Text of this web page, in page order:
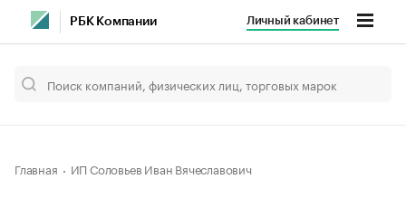
РБК Компании Личный кабинет
Главная ИП Соловьев Иван Вячеславович